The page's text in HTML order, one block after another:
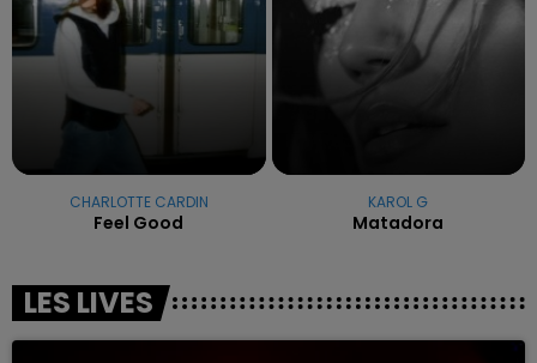
CHARLOTTE CARDIN
Feel Good
KAROL G
Matadora
LES LIVES